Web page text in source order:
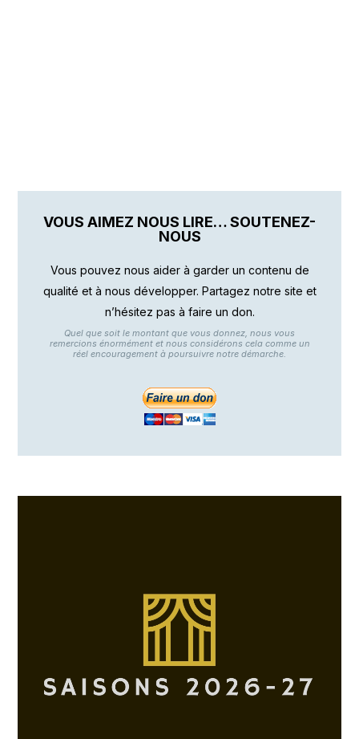
VOUS AIMEZ NOUS LIRE… SOUTENEZ-
NOUS
Vous pouvez nous aider à garder un contenu de
qualité et à nous développer. Partagez notre site et
n’hésitez pas à faire un don.
Quel que soit le montant que vous donnez, nous vous
remercions énormément et nous considérons cela comme un
réel encouragement à poursuivre notre démarche.